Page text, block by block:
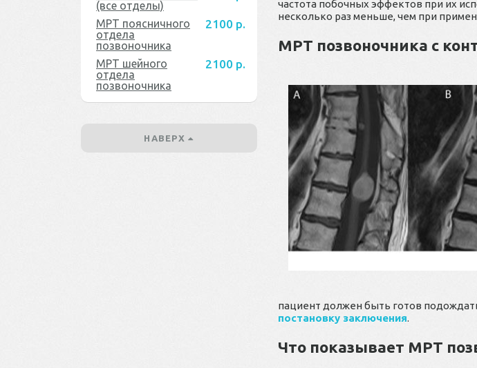
(все отделы)
МРТ поясничного
отдела
позвоночника
2100 р.
МРТ шейного
отдела
позвоночника
2100 р.
НАВЕРХ
частота побочных эффектов при их
несколько раз меньше, чем при
МРТ позвоночника с
пациент должен быть готов
постановку заключения.
Что показывает МРТ